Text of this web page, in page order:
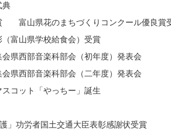
典
山県花のまちづくりコンクール優良賞
山県学校給食会）受賞
西部音楽科部会（初年度）発表会
西部音楽科部会（二年度）発表会
コット「やっちー」誕生
功労者国土交通大臣表彰感謝状受賞